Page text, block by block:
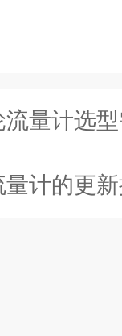
流量计选
量计的更